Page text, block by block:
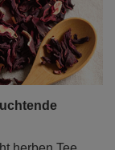
herben Tee
gut
Perfektes
als
und